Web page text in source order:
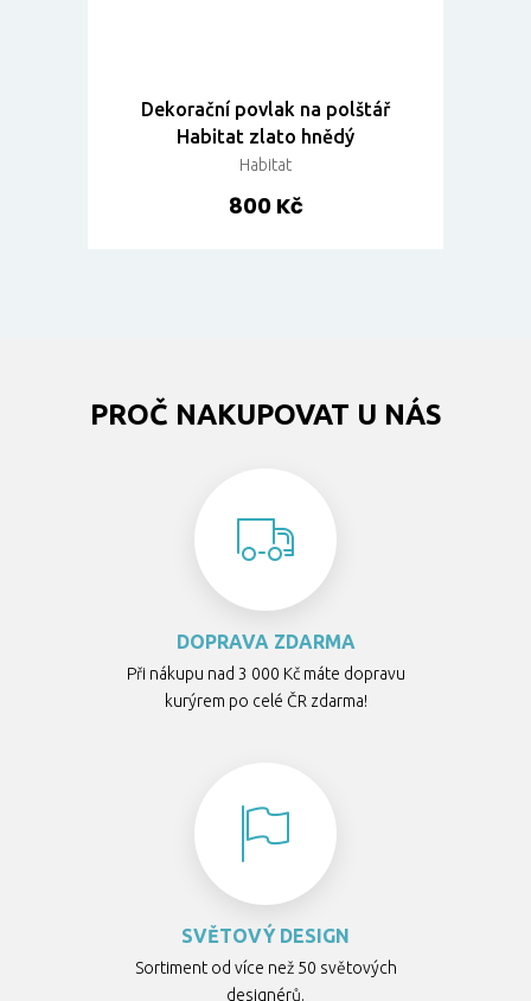
Dekorační povlak na polštář
Habitat zlato hnědý
Habitat
800 Kč
PROČ NAKUPOVAT U NÁS
DOPRAVA ZDARMA
Při nákupu nad 3 000 Kč máte dopravu
kurýrem po celé ČR zdarma!
SVĚTOVÝ DESIGN
Sortiment od více než 50 světových
designérů.